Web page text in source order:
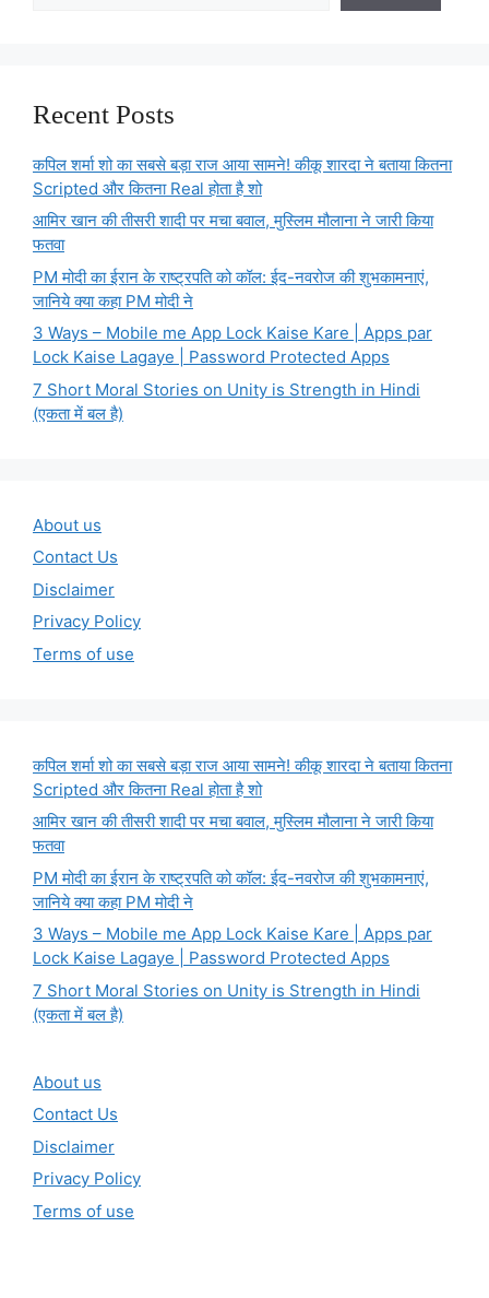
Recent Posts
कपिल शर्मा शो का सबसे बड़ा राज आया सामने! कीकू शारदा ने बताया कितना
Scripted और कितना Real होता है शो
आमिर खान की तीसरी शादी पर मचा बवाल, मुस्लिम मौलाना ने जारी किया
फतवा
PM मोदी का ईरान के राष्ट्रपति को कॉल: ईद-नवरोज की शुभकामनाएं,
जानिये क्या कहा PM मोदी ने
3 Ways – Mobile me App Lock Kaise Kare | Apps par
Lock Kaise Lagaye | Password Protected Apps
7 Short Moral Stories on Unity is Strength in Hindi
(एकता में बल है)
About us
Contact Us
Disclaimer
Privacy Policy
Terms of use
कपिल शर्मा शो का सबसे बड़ा राज आया सामने! कीकू शारदा ने बताया कितना
Scripted और कितना Real होता है शो
आमिर खान की तीसरी शादी पर मचा बवाल, मुस्लिम मौलाना ने जारी किया
फतवा
PM मोदी का ईरान के राष्ट्रपति को कॉल: ईद-नवरोज की शुभकामनाएं,
जानिये क्या कहा PM मोदी ने
3 Ways – Mobile me App Lock Kaise Kare | Apps par
Lock Kaise Lagaye | Password Protected Apps
7 Short Moral Stories on Unity is Strength in Hindi
(एकता में बल है)
About us
Contact Us
Disclaimer
Privacy Policy
Terms of use